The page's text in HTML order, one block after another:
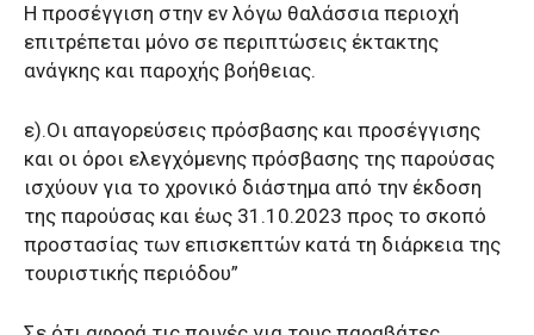
Η προσέγγιση στην εν λόγω θαλάσσια περιοχή
επιτρέπεται μόνο σε περιπτώσεις έκτακτης
ανάγκης και παροχής βοήθειας.
ε).Οι απαγορεύσεις πρόσβασης και προσέγγισης
και οι όροι ελεγχόμενης πρόσβασης της παρούσας
ισχύουν για το χρονικό διάστημα από την έκδοση
της παρούσας και έως 31.10.2023 προς το σκοπό
προστασίας των επισκεπτών κατά τη διάρκεια της
τουριστικής περιόδου”